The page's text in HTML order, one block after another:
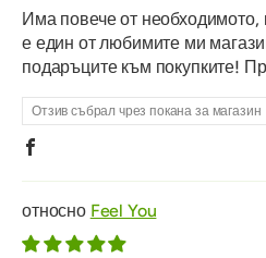
Има повече от необходимото,
е един от любимите ми
подаръците към покупките!
Отзив събрал чрез покана за магазин
Feel You